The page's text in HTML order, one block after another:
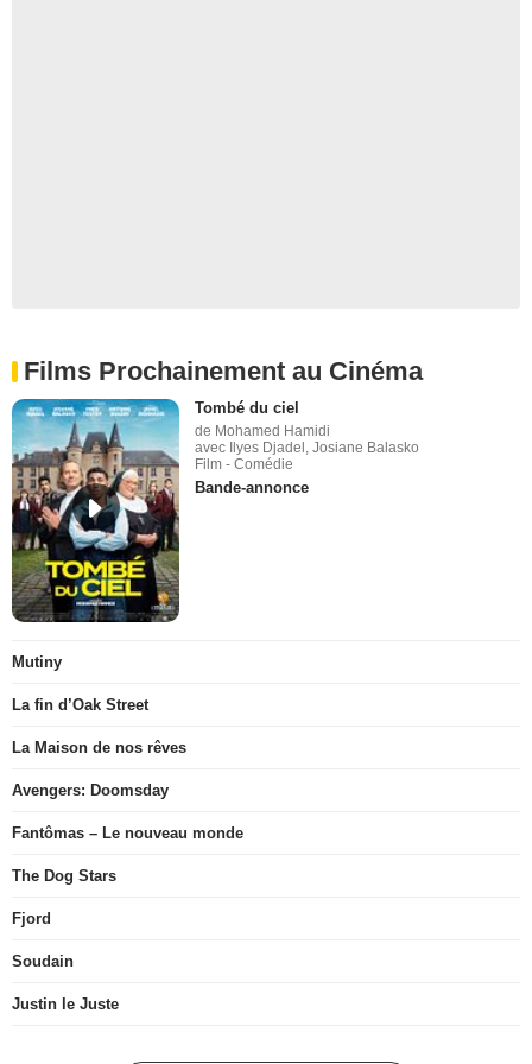
Films Prochainement au Cinéma
Tombé du ciel
de Mohamed Hamidi
avec Ilyes Djadel, Josiane Balasko
Film - Comédie
Bande-annonce
Mutiny
La fin d’Oak Street
La Maison de nos rêves
Avengers: Doomsday
Fantômas – Le nouveau monde
The Dog Stars
Fjord
Soudain
Justin le Juste